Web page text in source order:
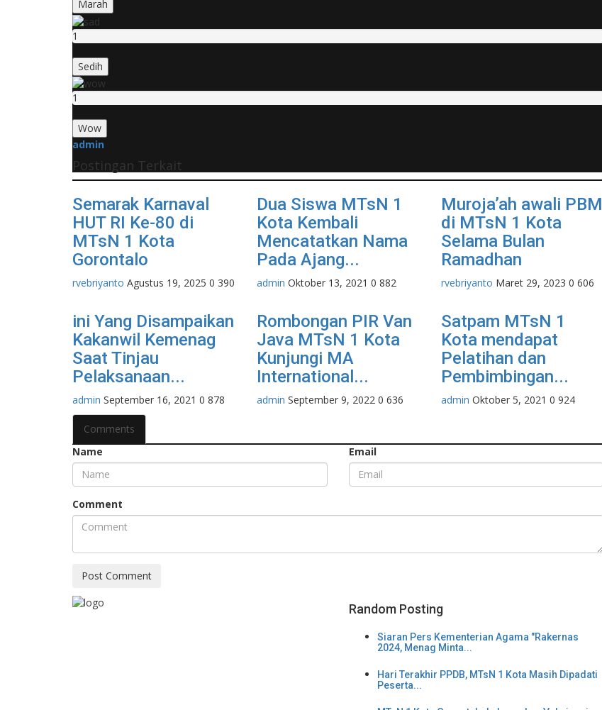
Marah
1
Sedih
1
Wow
admin
Postingan Terkait
Semarak Karnaval
HUT RI Ke-80 di
MTsN 1 Kota
Gorontalo
rvebriyanto Agustus 19, 2025 0 390
Dua Siswa MTsN 1
Kota Kembali
Mencatatkan Nama
Pada Ajang...
admin Oktober 13, 2021 0 882
Muroja’ah awali PBM
di MTsN 1 Kota
Selama Bulan
Ramadhan
rvebriyanto Maret 29, 2023 0 606
ini Yang Disampaikan
Kakanwil Kemenag
Saat Tinjau
Pelaksanaan...
admin September 16, 2021 0 878
Rombongan PIR Van
Java MTsN 1 Kota
Kunjungi MA
International...
admin September 9, 2022 0 636
Satpam MTsN 1
Kota mendapat
Pelatihan dan
Pembimbingan...
admin Oktober 5, 2021 0 924
Comments
Name
Email
Comment
Post Comment
Random Posting
Siaran Pers Kementerian Agama "Rakernas
2024, Menag Minta...
Hari Terakhir PPDB, MTsN 1 Kota Masih Dipadati
Peserta...